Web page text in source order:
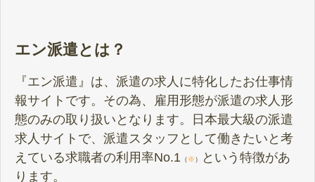
エン派遣とは？
『エン派遣』は、派遣の求人に特化したお仕事情
報サイトです。その為、雇用形態が派遣の求人形
態のみの取り扱いとなります。日本最大級の派遣
求人サイトで、派遣スタッフとして働きたいと考
えている求職者の利用率No.1 （※）
という特徴があ
ります。